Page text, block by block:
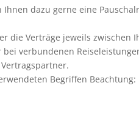
dazu gerne eine
Verträge jeweils zwischen
verbundenen
Begriffen Beachtung: